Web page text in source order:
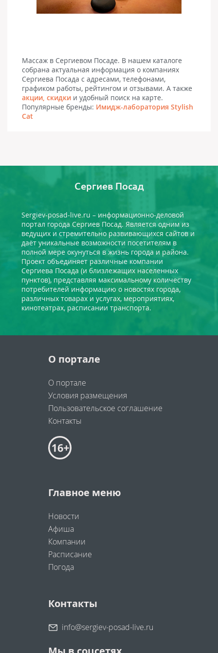
Массаж в Сергиевом Посаде. В нашем каталоге
собрана актуальная информация о компаниях
Сергиева Посада с адресами, телефонами,
графиком работы, рейтингом и отзывами. А также
акции, скидки и удобный поиск на карте.
Популярные бренды: Имидж-лаборатория Stylish
Cat
Сергиев Посад
Sergiev-posad-live.ru – информационно-деловой
портал города Сергиев Посад. Является одним из
ведущих и стремительно развивающихся сайтов и
даёт уникальные возможности посетителям в
полной мере окунуться в жизнь города и района.
Проект объединяет различные компании
Сергиева Посада (и близлежащих населенных
пунктов), представляя максимальному количеству
потребителей информацию о новостях города,
различных товарах и услугах, мероприятиях,
кинотеатрах, расписании транспорта.
О портале
О портале
Условия размещения
Пользовательское соглашение
Контакты
Главное меню
Новости
Афиша
Компании
Расписание
Погода
Контакты
info@sergiev-posad-live.ru